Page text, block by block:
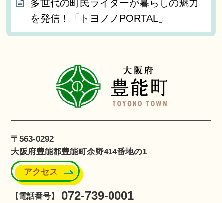
多世代の町民ライターが暮らしの魅力
を発信！「トヨノノPORTAL」
〒563-0292
大阪府豊能郡豊能町余野414番地の1
アクセス
【電話番号】 072-739-0001